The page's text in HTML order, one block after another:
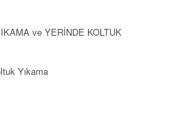
ve YERİNDE KOLTUK
Yıkama